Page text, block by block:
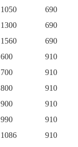
1050 690
1300 690
1560 690
600 910
700 910
800 910
900 910
990 910
1086 910